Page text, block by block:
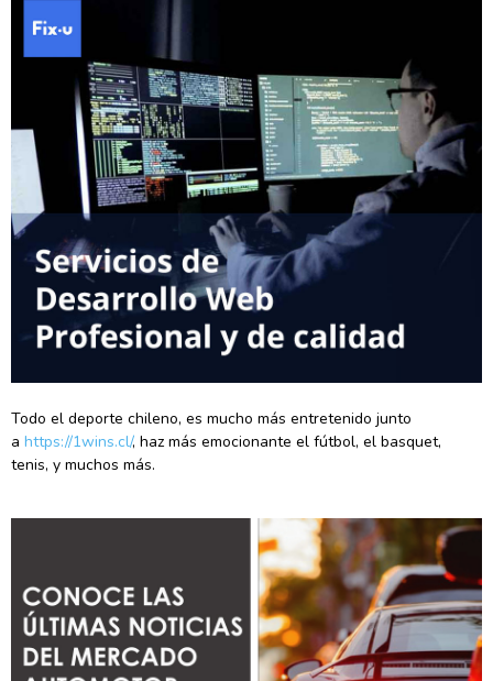
Todo el deporte chileno, es mucho más entretenido junto
a https://1wins.cl/, haz más emocionante el fútbol, el basquet,
tenis, y muchos más.